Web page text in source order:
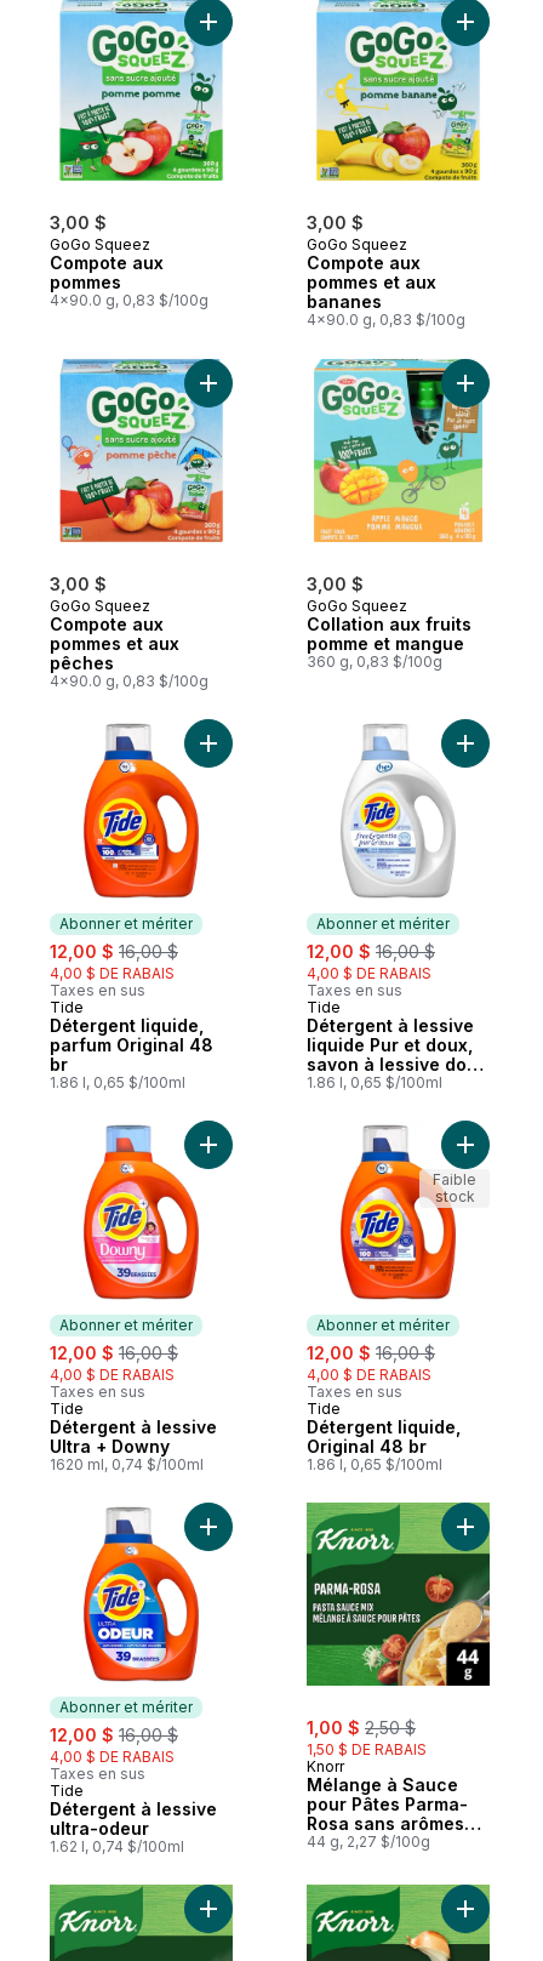
3,00 $
GoGo Squeez
Compote aux
pommes
4x90.0 g, 0,83 $/100g
Ajouter Compote aux pommes au panier
3,00 $
GoGo Squeez
Compote aux
pommes et aux
bananes
4x90.0 g, 0,83 $/100g
Ajouter
3,00 $
GoGo Squeez
Compote aux
pommes et aux
pêches
4x90.0 g, 0,83 $/100g
Ajouter Compote aux pommes et aux
3,00 $
GoGo Squeez
Collation aux fruits
pomme et mangue
360 g, 0,83 $/100g
Ajouter
Abonner et mériter
sale:
12,00 $ , formerly:
16,00 $
4,00 $ DE RABAIS
Taxes en sus
Abonner et mériter
Tide
Détergent liquide,
parfum Original 48
br
1.86 l, 0,65 $/100ml
Ajouter Détergent liquide, parfum
Abonner et mériter
sale:
12,00 $ , formerly:
16,00 $
4,00 $ DE RABAIS
Taxes en sus
Abonner et mériter
Tide
Détergent à lessive
liquide Pur et doux,
savon à lessive doux
de confiance,
irritants à 100 % :
aucun parfum ni
colorant ajouté, 44
brassées
1.86 l, 0,65 $/100ml
Ajouter
Abonner et mériter
sale:
12,00 $ , formerly:
16,00 $
4,00 $ DE RABAIS
Taxes en sus
Abonner et mériter
Tide
Détergent à lessive
Ultra + Downy
1620 ml, 0,74 $/100ml
Ajouter Détergent à lessive Ultra +
Abonner et mériter
sale:
12,00 $ , formerly:
16,00 $
4,00 $ DE RABAIS
Taxes en sus
Abonner et mériter
Tide
Détergent liquide,
Original 48 br
1.86 l, 0,65 $/100ml
Ajouter
Faible
stock
Abonner et mériter
sale:
12,00 $ , formerly:
16,00 $
4,00 $ DE RABAIS
Taxes en sus
Abonner et mériter
Tide
Détergent à lessive
ultra-odeur
1.62 l, 0,74 $/100ml
Ajouter Détergent à lessive ultra-odeur
sale:
1,00 $ , formerly:
2,50 $
1,50 $ DE RABAIS
Knorr
Mélange à Sauce
pour Pâtes Parma-
Rosa sans arômes
artificiels
44 g, 2,27 $/100g
Ajouter Mélange à Sauce pour Pâtes